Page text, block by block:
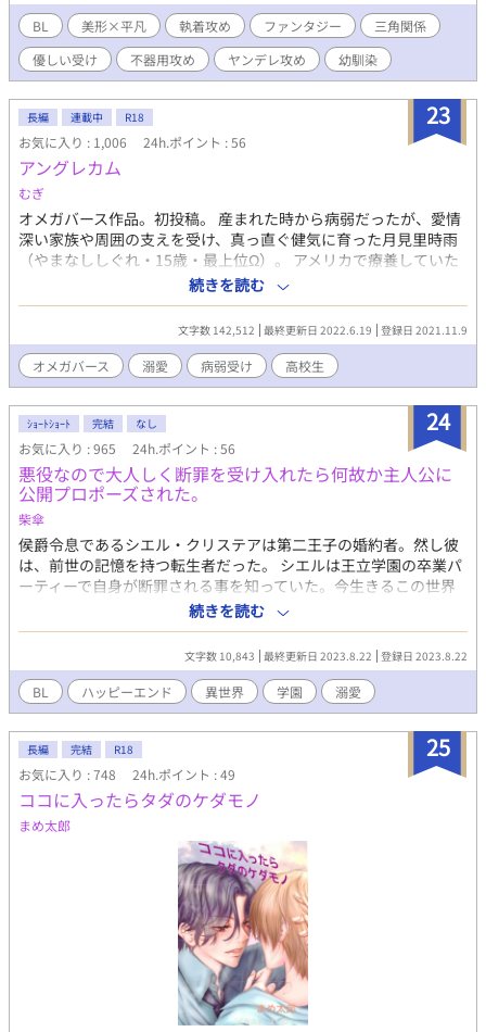
ションです。◆⚠️未成年の飲酒や喫煙は法律で禁止されていま
す。また、この話は違法行為を推奨する話ではありません。◆サ
ブタイトルの横に※印があるのは、性的な描写がある章になりま
すので、注意して下さい。◆専門的な知識は全くありません。妄
想だけで書いているので、色々と間違いがあると思います。◆こ
の作品は、fujossy、pixivでも公開しております。
依頼をこなす剣士として、穏やかな日々を過ごしていた。テオド
アは相変わらずふてぶてしくて掴み所のない男だったが、フレデ
リクは彼のことが大好きだった。 しかしそんな二人の関係は、あ
る日を境に、突然歪み始めてしまう。 数日間の外出から戻ったテ
オドアは、以前とどこか様子が違っていた。 表情も、言葉遣い
も、距離感さえも──まるで「別人」のように。 戸惑うフレデリ
クだったが、そんな彼を見つめるテオドアの瞳には、どこか歪ん
だ愛情が滲んでいた。 「──好きだ。フレデリクのことが、どう
しようもなく、好きなんだ……」 歪な笑みと、昏い悦びに蕩けた
紫紺の瞳。 このテオドアは、本当に自分がよく知る"テオドア"な
のだろうか。 フレデリクは彼の変化に違和感を持つ内に、閉ざし
ていた"あの男"との記憶を、嫌でも思い出すことになっていくの
だが──。 終わらない執着の先にあるのは、果たして希望か、絶
望か。 三角関係×ヤンデレ×ファンタジー。
BL 美形×平凡 執着攻め ファンタジー
三角関係
優しい受け
不器用攻め ヤンデレ攻め 幼馴染
23
長編 連載中 R18
お気に入り : 1,006 24h.ポイント : 56
アングレカム
むぎ
オメガバース作品。初投稿。 産まれた時から病弱だったが、愛情
深い家族や周囲の支えを受け、真っ直ぐ健気に育った月見里時雨
（やまなししぐれ・15歳・最上位Ω）。 アメリカで療養していた
が、高校入学を機に、兄のいる日本に帰国する。 進学先で出逢っ
たのは、世界を牛耳る来栖財閥の嫡男、来栖櫂斗（くるすかい
と・15歳・最上位α） 時雨と鷹斗は運命の番同士、出逢った瞬間
から惹かれ合う。 ーいつまでも2人で過ごせますようにー 溺愛攻
め×病弱健気受け ※医療・病気に関する描写がありますが、現実
とは異なるものであり、架空のものです。全てフィクションで医
療的知識はございません。
続きを読む
文字数 142,512 最終更新日 2022.6.19 登録日 2021.11.9
オメガバース 溺愛 病弱受け 高校生
24
ｼｮｰﾄｼｮｰﾄ 完結 なし
お気に入り : 965 24h.ポイント : 56
悪役なので大人しく断罪を受け入れたら何故か主人公に
公開プロポーズされた。
柴傘
侯爵令息であるシエル・クリステアは第二王子の婚約者。然し彼
は、前世の記憶を持つ転生者だった。 シエルは王立学園の卒業パ
ーティーで自身が断罪される事を知っていた。今生きるこの世界
は、前世でプレイしていたＢＬゲームの世界と瓜二つだったか
ら。 幼い頃からシナリオに足掻き続けていたものの、大した成果
は得られない。 然しある日、婚約者である第二王子が主人公へ告
白している現場を見てしまった。 その日からシナリオに背く事を
やめ、屋敷へと引き篭もる。もうどうにでもなれ、やり投げにな
りながら。 「シエル・クリステア、貴様との婚約を破棄する！」
そう高らかに告げた第二王子に、シエルは恭しく礼をして婚約破
棄を受け入れた。 「じゃあ、俺がシエル様を貰ってもいいですよ
ね」 そう言いだしたのは、この物語の主人公であるノヴァ・サス
ティア侯爵令息で…。 主人公×悪役令息、腹黒溺愛攻め×無気力
不憫受け。 誰でも妊娠できる世界。頭よわよわハピエン。
続きを読む
文字数 10,843 最終更新日 2023.8.22 登録日 2023.8.22
BL ハッピーエンド 異世界 学園 溺愛
25
長編 完結 R18
お気に入り : 748 24h.ポイント : 49
ココに入ったらタダのケダモノ
まめ太郎